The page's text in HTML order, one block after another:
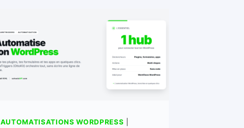
AUTOMATISATIONS WORDPRESS